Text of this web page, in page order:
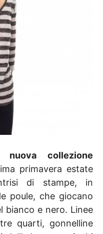
nuova collezione
primavera estate
di stampe, in
poule, che giocano
bianco e nero. Linee
quarti, gonnelline